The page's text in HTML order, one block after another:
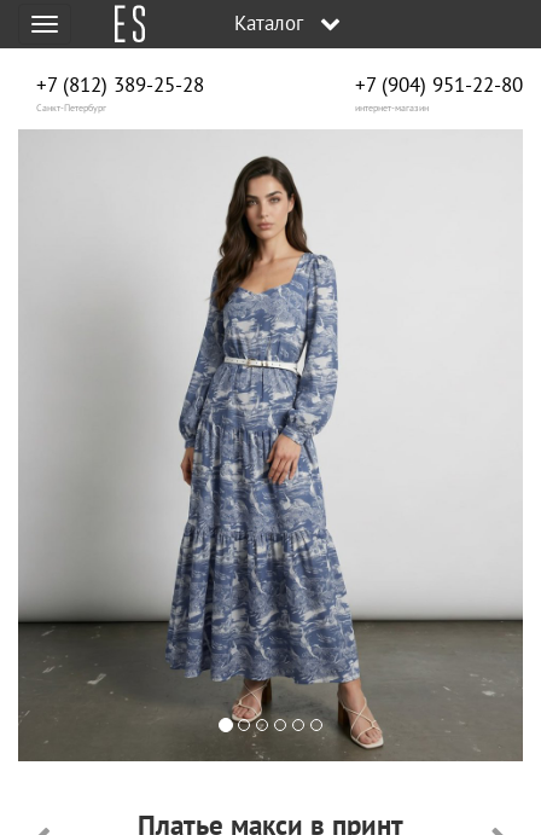
Меню Каталог
+7 (812) 389-25-28
Санкт-Петербург
+7 (904) 951‑22‑80
интернет-магазин
Платье макси в принт